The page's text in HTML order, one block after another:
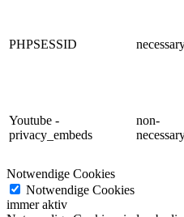
PHPSESSID
Youtube -
privacy_embeds
non-
Notwendige Cookies
Notwendige Cookies
immer aktiv